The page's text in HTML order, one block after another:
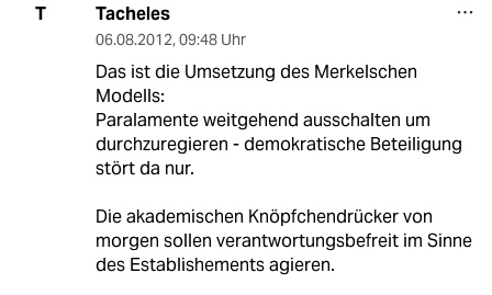
T Tacheles
06.08.2012, 09:48 Uhr
Das ist die Umsetzung des Merkelschen
Modells:
Paralamente weitgehend ausschalten um
durchzuregieren - demokratische Beteiligung
stört da nur.
Die akademischen Knöpfchendrücker von
morgen sollen verantwortungsbefreit im Sinne
des Establishements agieren.